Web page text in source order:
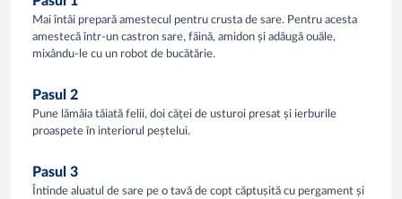
Mai întâi prepară amestecul pentru crusta de sare. Pentru acesta
amestecă într-un castron sare, făină, amidon și adăugă ouăle,
mixându-le cu un robot de bucătărie.
Pasul 2
Pune lămâia tăiată felii, doi căței de usturoi presat și ierburile
proaspete în interiorul peștelui.
Pasul 3
Întinde aluatul de sare pe o tavă de copt căptușită cu pergament și